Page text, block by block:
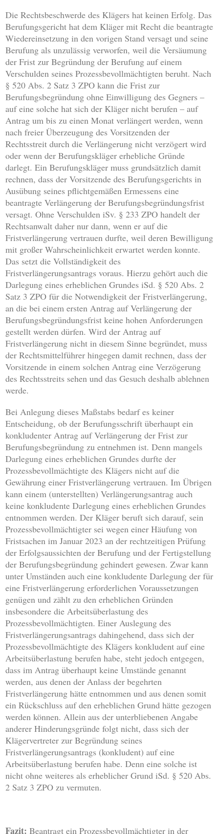
Die Rechtsbeschwerde des Klägers hat keinen Erfolg. Das
Berufungsgericht hat dem Kläger mit Recht die beantragte
Wiedereinsetzung in den vorigen Stand versagt und seine
Berufung als unzulässig verworfen, weil die Versäumung
der Frist zur Begründung der Berufung auf einem
Verschulden seines Prozessbevollmächtigten beruht. Nach
§ 520 Abs. 2 Satz 3 ZPO kann die Frist zur
Berufungsbegründung ohne Einwilligung des Gegners –
auf eine solche hat sich der Kläger nicht berufen – auf
Antrag um bis zu einen Monat verlängert werden, wenn
nach freier Überzeugung des Vorsitzenden der
Rechtsstreit durch die Verlängerung nicht verzögert wird
oder wenn der Berufungskläger erhebliche Gründe
darlegt. Ein Berufungskläger muss grundsätzlich damit
rechnen, dass der Vorsitzende des Berufungsgerichts in
Ausübung seines pflichtgemäßen Ermessens eine
beantragte Verlängerung der Berufungsbegründungsfrist
versagt. Ohne Verschulden iSv. § 233 ZPO handelt der
Rechtsanwalt daher nur dann, wenn er auf die
Fristverlängerung vertrauen durfte, weil deren Bewilligung
mit großer Wahrscheinlichkeit erwartet werden konnte.
Das setzt die Vollständigkeit des
Fristverlängerungsantrags voraus. Hierzu gehört auch die
Darlegung eines erheblichen Grundes iSd. § 520 Abs. 2
Satz 3 ZPO für die Notwendigkeit der Fristverlängerung,
an die bei einem ersten Antrag auf Verlängerung der
Berufungsbegründungsfrist keine hohen Anforderungen
gestellt werden dürfen. Wird der Antrag auf
Fristverlängerung nicht in diesem Sinne begründet, muss
der Rechtsmittelführer hingegen damit rechnen, dass der
Vorsitzende in einem solchen Antrag eine Verzögerung
des Rechtsstreits sehen und das Gesuch deshalb ablehnen
werde.
Bei Anlegung dieses Maßstabs bedarf es keiner
Entscheidung, ob der Berufungsschrift überhaupt ein
konkludenter Antrag auf Verlängerung der Frist zur
Berufungsbegründung zu entnehmen ist. Denn mangels
Darlegung eines erheblichen Grundes durfte der
Prozessbevollmächtigte des Klägers nicht auf die
Gewährung einer Fristverlängerung vertrauen. Im Übrigen
kann einem (unterstellten) Verlängerungsantrag auch
keine konkludente Darlegung eines erheblichen Grundes
entnommen werden. Der Kläger beruft sich darauf, sein
Prozessbevollmächtigter sei wegen einer Häufung von
Fristsachen im Januar 2023 an der rechtzeitigen Prüfung
der Erfolgsaussichten der Berufung und der Fertigstellung
der Berufungsbegründung gehindert gewesen. Zwar kann
unter Umständen auch eine konkludente Darlegung der für
eine Fristverlängerung erforderlichen Voraussetzungen
genügen und zählt zu den erheblichen Gründen
insbesondere die Arbeitsüberlastung des
Prozessbevollmächtigten. Einer Auslegung des
Fristverlängerungsantrags dahingehend, dass sich der
Prozessbevollmächtigte des Klägers konkludent auf eine
Arbeitsüberlastung berufen habe, steht jedoch entgegen,
dass im Antrag überhaupt keine Umstände genannt
werden, aus denen der Anlass der begehrten
Fristverlängerung hätte entnommen und aus denen somit
ein Rückschluss auf den erheblichen Grund hätte gezogen
werden können. Allein aus der unterbliebenen Angabe
anderer Hinderungsgründe folgt nicht, dass sich der
Klägervertreter zur Begründung seines
Fristverlängerungsantrags (konkludent) auf eine
Arbeitsüberlastung berufen habe. Denn eine solche ist
nicht ohne weiteres als erheblicher Grund iSd. § 520 Abs.
2 Satz 3 ZPO zu vermuten.
Fazit: Beantragt ein Prozessbevollmächtigter in der